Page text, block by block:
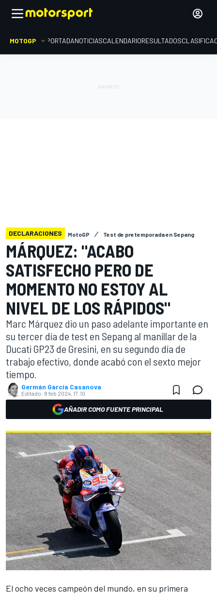
MOTOGP PORTADANOTICIASCALENDARIORESULTADOS
DECLARACIONES MotoGP Test de pretemporada en Sepang
MÁRQUEZ: "ACABO
SATISFECHO PERO DE
MOMENTO NO ESTOY AL
NIVEL DE LOS RÁPIDOS"
Marc Márquez dio un paso adelante importante en
su tercer día de test en Sepang al manillar de la
Ducati GP23 de Gresini, en su segundo día de
trabajo efectivo, donde acabó con el sexto mejor
tiempo.
Germán Garcia Casanova
Editado: 8 feb 2024, 17:10
AÑADIR COMO FUENTE PRINCIPAL
El ocho veces campeón del mundo, en su primera